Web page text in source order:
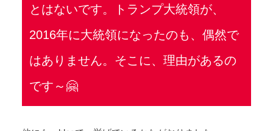
とはないです。トランプ大統領が、
2016年に大統領になったのも、偶然で
はありません。そこに、理由があるの
です～🤗